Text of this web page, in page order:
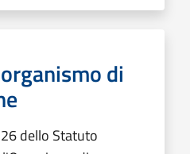
di
dello Statuto